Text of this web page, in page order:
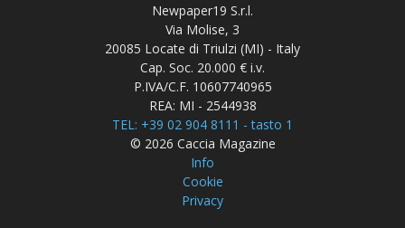
Newpaper19 S.r.l.
Via Molise, 3
20085 Locate di Triulzi (MI) - Italy
Cap. Soc. 20.000 € i.v.
P.IVA/C.F. 10607740965
REA: MI - 2544938
TEL: +39 02 904 8111 - tasto 1
© 2026 Caccia Magazine
Info
Cookie
Privacy